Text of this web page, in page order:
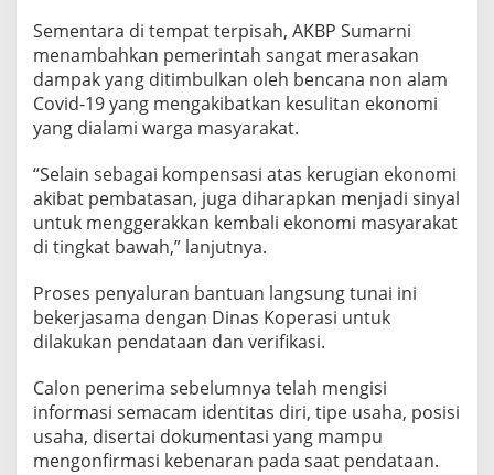
Sementara di tempat terpisah, AKBP Sumarni
menambahkan pemerintah sangat merasakan
dampak yang ditimbulkan oleh bencana non alam
Covid-19 yang mengakibatkan kesulitan ekonomi
yang dialami warga masyarakat.
“Selain sebagai kompensasi atas kerugian ekonomi
akibat pembatasan, juga diharapkan menjadi sinyal
untuk menggerakkan kembali ekonomi masyarakat
di tingkat bawah,” lanjutnya.
Proses penyaluran bantuan langsung tunai ini
bekerjasama dengan Dinas Koperasi untuk
dilakukan pendataan dan verifikasi.
Calon penerima sebelumnya telah mengisi
informasi semacam identitas diri, tipe usaha, posisi
usaha, disertai dokumentasi yang mampu
mengonfirmasi kebenaran pada saat pendataan.